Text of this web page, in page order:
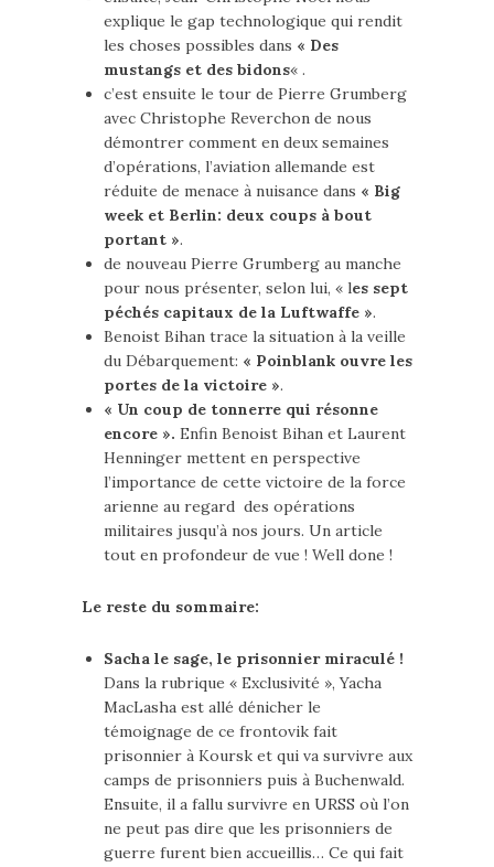
explique le gap technologique qui rendit
les choses possibles dans « Des
mustangs et des bidons« .
c’est ensuite le tour de Pierre Grumberg
avec Christophe Reverchon de nous
démontrer comment en deux semaines
d’opérations, l’aviation allemande est
réduite de menace à nuisance dans « Big
week et Berlin: deux coups à bout
portant ».
de nouveau Pierre Grumberg au manche
pour nous présenter, selon lui, « les sept
péchés capitaux de la Luftwaffe ».
Benoist Bihan trace la situation à la veille
du Débarquement: « Poinblank ouvre les
portes de la victoire ».
« Un coup de tonnerre qui résonne
encore ». Enfin Benoist Bihan et Laurent
Henninger mettent en perspective
l’importance de cette victoire de la force
arienne au regard des opérations
militaires jusqu’à nos jours. Un article
tout en profondeur de vue ! Well done !
Le reste du sommaire:
Sacha le sage, le prisonnier miraculé !
Dans la rubrique « Exclusivité », Yacha
MacLasha est allé dénicher le
témoignage de ce frontovik fait
prisonnier à Koursk et qui va survivre aux
camps de prisonniers puis à Buchenwald.
Ensuite, il a fallu survivre en URSS où l’on
ne peut pas dire que les prisonniers de
guerre furent bien accueillis… Ce qui fait